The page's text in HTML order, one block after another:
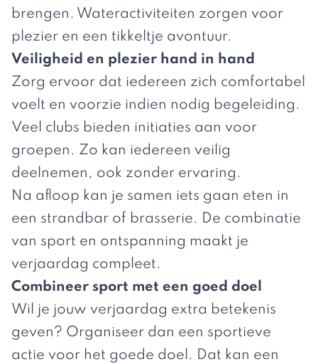
brengen. Wateractiviteiten zorgen voor
plezier en een tikkeltje avontuur.
Veiligheid en plezier hand in hand
Zorg ervoor dat iedereen zich comfortabel
voelt en voorzie indien nodig begeleiding.
Veel clubs bieden initiaties aan voor
groepen. Zo kan iedereen veilig
deelnemen, ook zonder ervaring.
Na afloop kan je samen iets gaan eten in
een strandbar of brasserie. De combinatie
van sport en ontspanning maakt je
verjaardag compleet.
Combineer sport met een goed doel
Wil je jouw verjaardag extra betekenis
geven? Organiseer dan een sportieve
actie voor het goede doel. Dat kan een